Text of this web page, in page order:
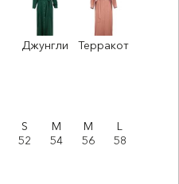
Джунгли Терракот
S
52
M
54
M
56
L
58